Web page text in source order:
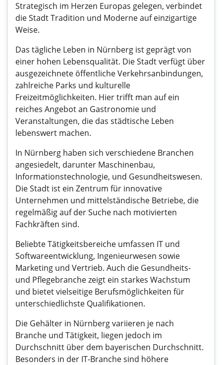
Strategisch im Herzen Europas gelegen, verbindet
die Stadt Tradition und Moderne auf einzigartige
Weise.
Das tägliche Leben in Nürnberg ist geprägt von
einer hohen Lebensqualität. Die Stadt verfügt über
ausgezeichnete öffentliche Verkehrsanbindungen,
zahlreiche Parks und kulturelle
Freizeitmöglichkeiten. Hier trifft man auf ein
reiches Angebot an Gastronomie und
Veranstaltungen, die das städtische Leben
lebenswert machen.
In Nürnberg haben sich verschiedene Branchen
angesiedelt, darunter Maschinenbau,
Informationstechnologie, und Gesundheitswesen.
Die Stadt ist ein Zentrum für innovative
Unternehmen und mittelständische Betriebe, die
regelmäßig auf der Suche nach motivierten
Fachkräften sind.
Beliebte Tätigkeitsbereiche umfassen IT und
Softwareentwicklung, Ingenieurwesen sowie
Marketing und Vertrieb. Auch die Gesundheits-
und Pflegebranche zeigt ein starkes Wachstum
und bietet vielseitige Berufsmöglichkeiten für
unterschiedlichste Qualifikationen.
Die Gehälter in Nürnberg variieren je nach
Branche und Tätigkeit, liegen jedoch im
Durchschnitt über dem bayerischen Durchschnitt.
Besonders in der IT-Branche sind höhere